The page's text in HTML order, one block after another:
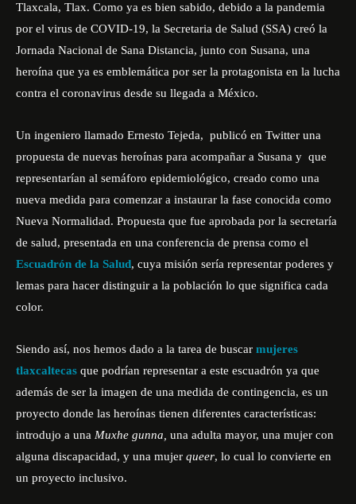
Tlaxcala, Tlax. Como ya es bien sabido, debido a la pandemia
por el virus de COVID-19, la Secretaria de Salud (SSA) creó la
Jornada Nacional de Sana Distancia, junto con Susana, una
heroína que ya es emblemática por ser la protagonista en la lucha
contra el coronavirus desde su llegada a México.
Un ingeniero llamado Ernesto Tejeda, publicó en Twitter una
propuesta de nuevas heroínas para acompañar a Susana y que
representarían al semáforo epidemiológico, creado como una
nueva medida para comenzar a instaurar la fase conocida como
Nueva Normalidad. Propuesta que fue aprobada por la secretaría
de salud, presentada en una conferencia de prensa como el
Escuadrón de la Salud, cuya misión sería representar poderes y
lemas para hacer distinguir a la población lo que significa cada
color.
Siendo así, nos hemos dado a la tarea de buscar mujeres
tlaxcaltecas que podrían representar a este escuadrón ya que
además de ser la imagen de una medida de contingencia, es un
proyecto donde las heroínas tienen diferentes características:
introdujo a una Muxhe gunna, una adulta mayor, una mujer con
alguna discapacidad, y una mujer queer, lo cual lo convierte en
un proyecto inclusivo.